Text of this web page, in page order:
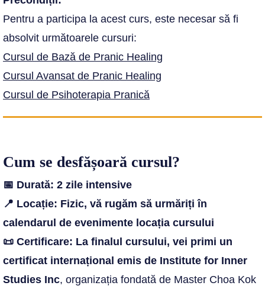
Pentru a participa la acest curs, este necesar să fi
absolvit următoarele cursuri:
Cursul de Bază de Pranic Healing
Cursul Avansat de Pranic Healing
Cursul de Psihoterapia Pranică
Cum se desfășoară cursul?
📅 Durată: 2 zile intensive
📍 Locație: Fizic, vă rugăm să urmăriți în
calendarul de evenimente locația cursului
📜 Certificare: La finalul cursului, vei primi un
certificat internațional emis de Institute for Inner
Studies Inc, organizația fondată de Master Choa Kok